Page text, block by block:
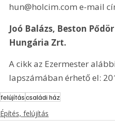
hun@holcim.com e-mail
Joó Balázs, Beston
Hungária Zrt.
A cikk az Ezermester
lapszámában érhető el:
felújításcsaládi ház
Építés, felújítás